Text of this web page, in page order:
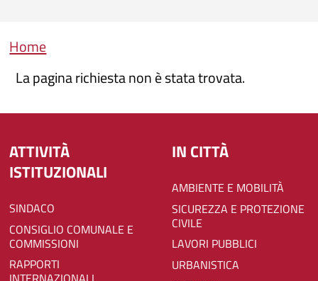
Briciole di pane
Home
La pagina richiesta non è stata trovata.
ATTIVITÀ
ISTITUZIONALI
SINDACO
CONSIGLIO COMUNALE E
COMMISSIONI
RAPPORTI
IN CITTÀ
AMBIENTE E MOBILITÀ
SICUREZZA E PROTEZIONE
CIVILE
LAVORI PUBBLICI
URBANISTICA